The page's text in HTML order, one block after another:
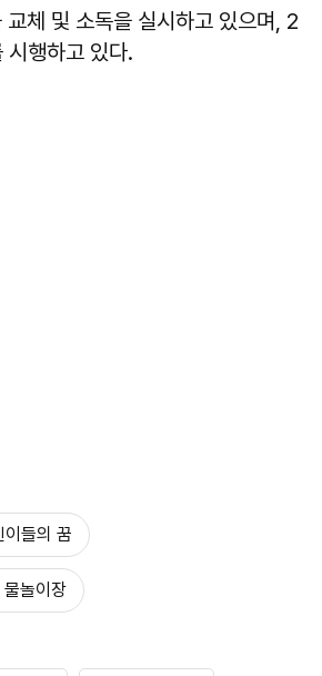
체 및 소독을 실시하고 있으며, 2
시행하고 있다.
들의 꿈
놀이장